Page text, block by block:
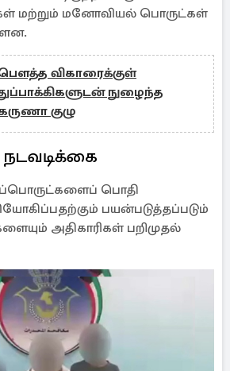
மற்றும் மனோவியல் பொருட்கள்
விகாரைக்குள்
நுழைந்த
குழு
பொதி
பயன்படுத்தப்படும்
அதிகாரிகள் பறிமுதல்